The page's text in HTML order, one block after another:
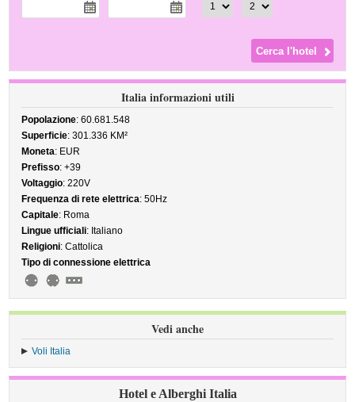
Italia informazioni utili
Popolazione: 60.681.548
Superficie: 301.336 KM²
Moneta: EUR
Prefisso: +39
Voltaggio: 220V
Frequenza di rete elettrica: 50Hz
Capitale: Roma
Lingue ufficiali: Italiano
Religioni: Cattolica
Tipo di connessione elettrica
Vedi anche
Voli Italia
Hotel e Alberghi Italia